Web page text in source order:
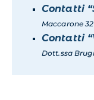
Contatti
Maccarone
Contatti
Dott.ssa